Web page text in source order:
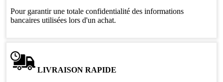
Pour garantir une totale confidentialité des informations
bancaires utilisées lors d'un achat.
LIVRAISON RAPIDE